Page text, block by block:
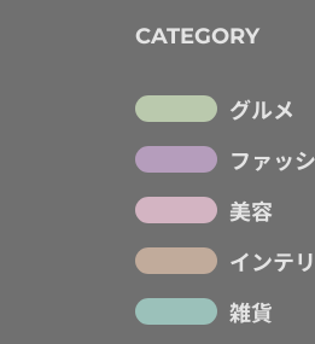
CATEGORY
グルメ
ファッ
美容
インテ
雑貨